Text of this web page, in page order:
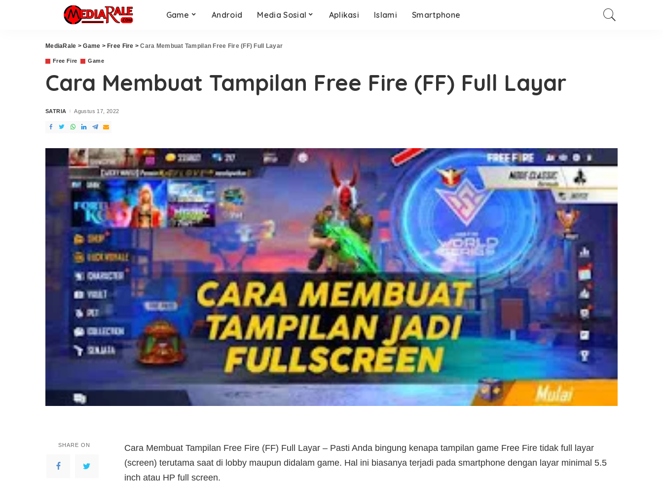
Game Android Media Sosial Aplikasi Islami Smartphone
MediaRale >Game > Free Fire >Cara Membuat Tampilan Free Fire (FF) Full Layar
Free Fire Game
Cara Membuat Tampilan Free Fire (FF) Full Layar
Posted
SATRIA Agustus 17, 2022
SHARE ON
Cara Membuat Tampilan Free Fire (FF) Full Layar – Pasti Anda bingung kenapa tampilan game Free Fire tidak full layar
(screen) terutama saat di lobby maupun didalam game. Hal ini biasanya terjadi pada smartphone dengan layar minimal 5.5
inch atau HP full screen.